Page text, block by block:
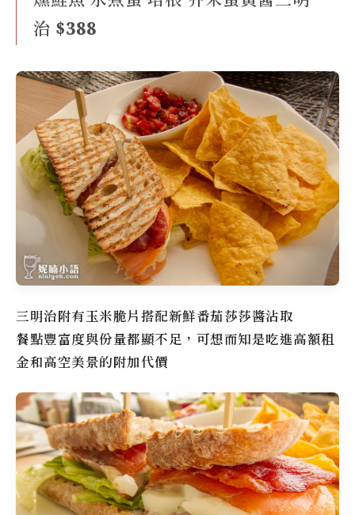
治 $388
三明治附有玉米脆片搭配新鮮番茄莎莎醬沾取
餐點豐富度與份量都顯不足，可想而知是吃進高額租
金和高空美景的附加代價